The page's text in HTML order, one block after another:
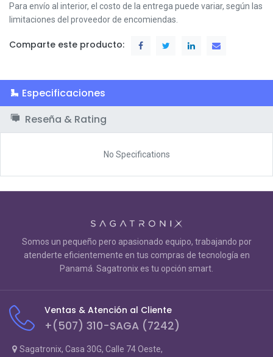
Para envío al interior, el costo de la entrega puede variar, según las
limitaciones del proveedor de encomiendas.
Comparte este producto:
Especificaciones
Reseña & Rating
No Specifications
Somos un pequeño pero apasionado equipo, trabajando por
atenderte eficientemente en tus compras de tecnología en
Panamá. Sagatronix es tu opción smart.
Ventas & Atención al Cliente
+(507) 310-SAGA (7242)
Sagatronix, Casa 30G, Calle 74 Oeste,